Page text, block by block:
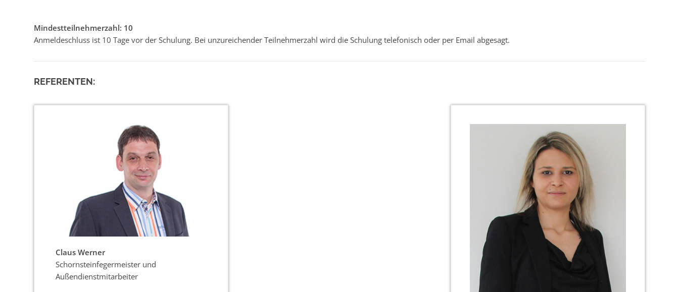
Mindestteilnehmerzahl: 10
Anmeldeschluss ist 10 Tage vor der Schulung. Bei unzureichender Teilnehmerzahl wird die Schulung telefonisch oder per Email abgesagt.
REFERENTEN:
Claus Werner
Schornsteinfegermeister und
Außendienstmitarbeiter